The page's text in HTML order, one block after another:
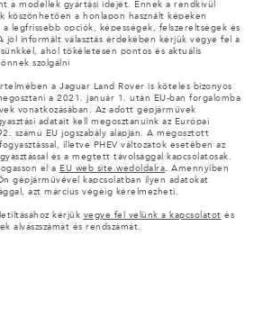
a modellek gyártási idejét. Ennek a rendkívül
köszönhetően a honlapon használt képeken
legfrissebb opciók, képességek, felszereltségek és
jól informált választás érdekében kérjük vegye fel a
ahol tökéletesen pontos és aktuális
szolgálni
a Jaguar Land Rover is köteles bizonyos
a 2021. január 1. után EU-ban forgalomba
vonatkozásában. Az adott gépjárművek
adatait kell megosztanuink az Európai
számú EU jogszabály alapján. A megosztott
illetve PHEV változatok esetében az
és a megtett távolsággal kapcsolatosak.
el a EU web site.wedoldalra. Amennyiben
gépjárművével kapcsolatban ilyen adatokat
azt március végéig kérelmezheti.
kérjük vegye fel velünk a kapcsolatot és
alvászszámát és rendszámát.